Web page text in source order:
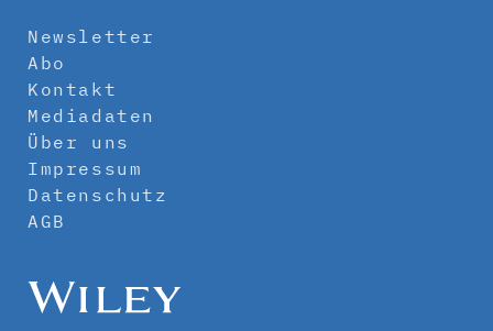
Newsletter
Abo
Kontakt
Mediadaten
Über uns
Impressum
Datenschutz
AGB